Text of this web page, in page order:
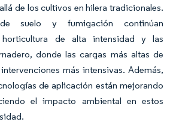
de los cultivos en hilera tradicionales.
suelo y fumigación continúan
de alta intensidad y las
donde las cargas más altas de
más intensivas. Además,
de aplicación están mejorando
el impacto ambiental en estos